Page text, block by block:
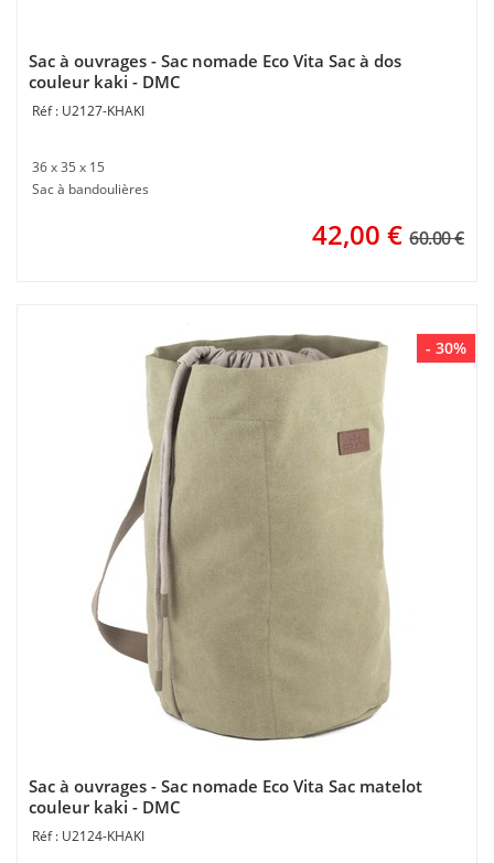
Sac à ouvrages - Sac nomade Eco Vita Sac à dos
couleur kaki - DMC
U2127-KHAKI
36 x 35 x 15
Sac à bandoulières
42,00 € 60.00 €
- 30%
Sac à ouvrages - Sac nomade Eco Vita Sac matelot
couleur kaki - DMC
U2124-KHAKI